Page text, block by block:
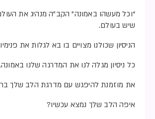
“וכל מעשהו באמונה” הקב”ה מנהיג את
שיש בעולם.
הניסיון שכולנו מצויים בו בא לגלות את
כל ניסיון מגלה לנו את המדרגה שלנו באמונה.
את מוזמנת להיפגש עם מדרגת הלב שלך
איפה הלב שלך נמצא עכשיו?